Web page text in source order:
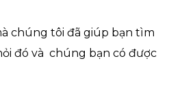
chúng tôi đã giúp bạn tìm
đó và chúng bạn có được